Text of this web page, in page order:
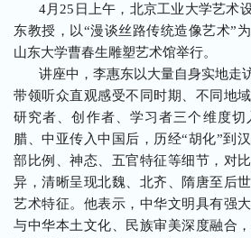
4月25日上午，北京工业大学艺术
东教授，以“漫谈丝路传统造像艺术”
山东大学曹春生雕塑艺术馆举行。
讲座中，李惠东以大量自身实地走
带领听众直观感受不同时期、不同地
研究者、创作者、学习者三个维度
腊、中亚传入中国后，历经“胡化”到
部比例、神态、五官特征等细节，对
异，清晰呈现北魏、北齐、隋唐至后
艺术特征。他表示，中华文明具有强
与中华本土文化、民族审美深度融合